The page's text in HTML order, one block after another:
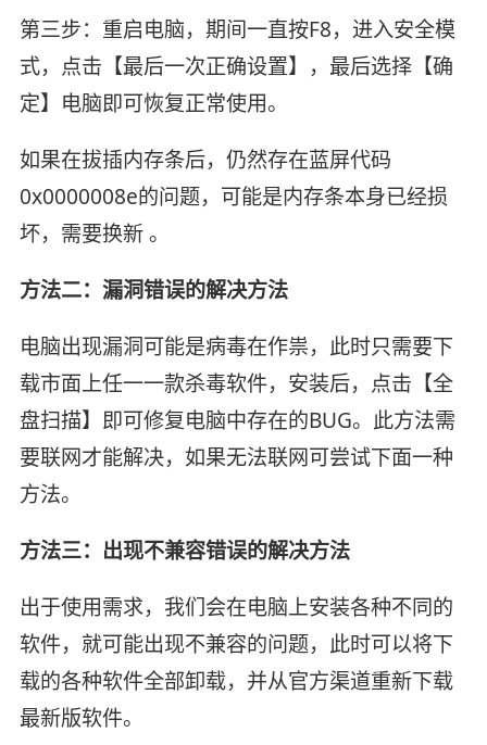
第三步：重启电脑，期间一直按F8，进入安全模
式，点击【最后一次正确设置】，最后选择【确
定】电脑即可恢复正常使用。
如果在拔插内存条后，仍然存在蓝屏代码
0x0000008e的问题，可能是内存条本身已经损
坏，需要换新 。
方法二：漏洞错误的解决方法
电脑出现漏洞可能是病毒在作祟，此时只需要下
载市面上任一一款杀毒软件，安装后，点击【全
盘扫描】即可修复电脑中存在的BUG。此方法需
要联网才能解决，如果无法联网可尝试下面一种
方法。
方法三：出现不兼容错误的解决方法
出于使用需求，我们会在电脑上安装各种不同的
软件，就可能出现不兼容的问题，此时可以将下
载的各种软件全部卸载，并从官方渠道重新下载
最新版软件。